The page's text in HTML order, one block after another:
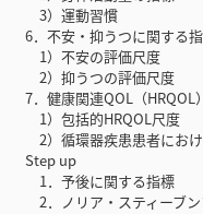
3）運動習慣
6．不安・抑うつに関する
1）不安の評価尺度
2）抑うつの評価尺度
7．健康関連QOL（HRQOL）
1）包括的HRQOL尺度
2）循環器疾患患者におけ
Step up
1．予後に関する指標
2．ノリア・スティーブン